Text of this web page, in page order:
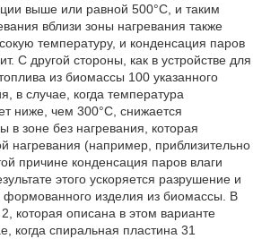
выше или равной 500°C, и таким
вблизи зоны нагревания также
температуру, и конденсация паров
С другой стороны, как в устройстве для
из биомассы 100 указанного
в случае, когда температура
ниже, чем 300°C, снижается
в зоне без нагревания, которая
нагревания (например, приблизительно
причине конденсация паров влаги
этого ускоряется разрушение и
формованного изделия из биомассы. В
которая описана в этом варианте
когда спиральная пластина 31